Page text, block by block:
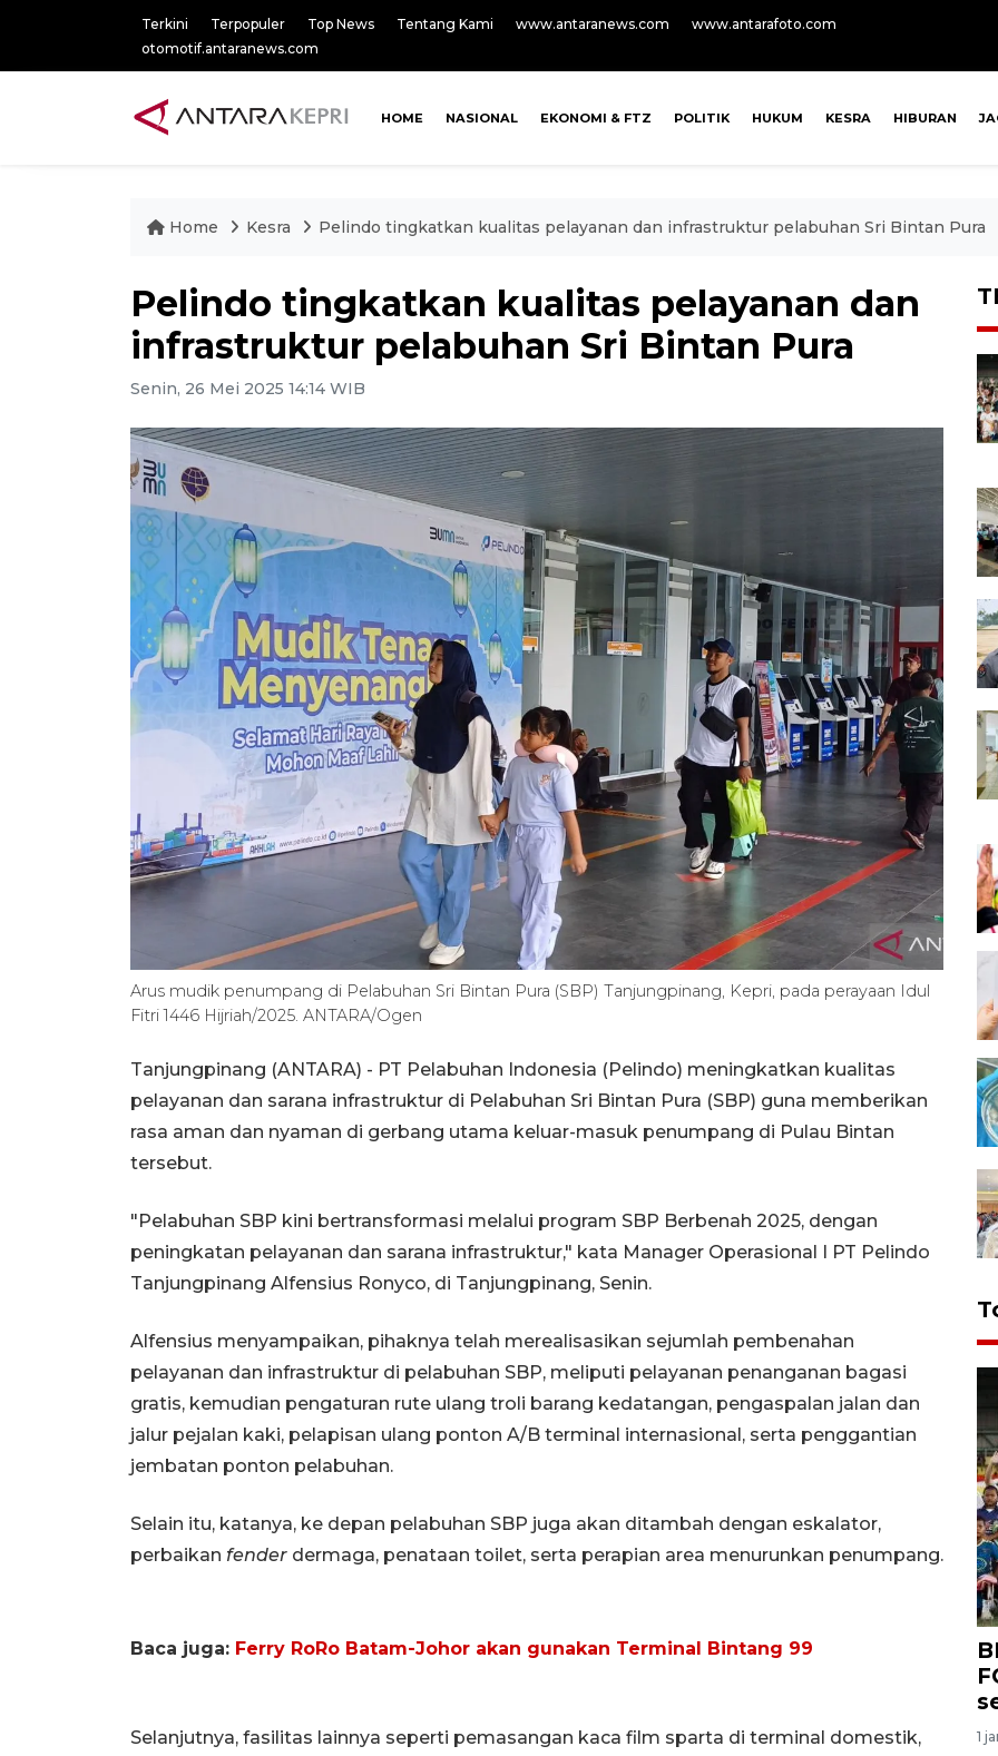
Terkini Terpopuler Top News Tentang Kami www.antaranews.com
www.antarafoto.com
otomotif.antaranews.com
HOME NASIONAL EKONOMI & FTZ POLITIK HUKUM KESRA HIBURAN
Home Kesra Pelindo tingkatkan kualitas pelayanan dan infrastruktur pelabuhan Sri Bintan Pura
Pelindo tingkatkan kualitas pelayanan dan
infrastruktur pelabuhan Sri Bintan Pura
Senin, 26 Mei 2025 14:14 WIB
Arus mudik penumpang di Pelabuhan Sri Bintan Pura (SBP) Tanjungpinang, Kepri, pada perayaan Idul
Fitri 1446 Hijriah/2025. ANTARA/Ogen
Tanjungpinang (ANTARA) - PT Pelabuhan Indonesia (Pelindo) meningkatkan kualitas
pelayanan dan sarana infrastruktur di Pelabuhan Sri Bintan Pura (SBP) guna memberikan
rasa aman dan nyaman di gerbang utama keluar-masuk penumpang di Pulau Bintan
tersebut.
"Pelabuhan SBP kini bertransformasi melalui program SBP Berbenah 2025, dengan
peningkatan pelayanan dan sarana infrastruktur," kata Manager Operasional I PT Pelindo
Tanjungpinang Alfensius Ronyco, di Tanjungpinang, Senin.
Alfensius menyampaikan, pihaknya telah merealisasikan sejumlah pembenahan
pelayanan dan infrastruktur di pelabuhan SBP, meliputi pelayanan penanganan bagasi
gratis, kemudian pengaturan rute ulang troli barang kedatangan, pengaspalan jalan dan
jalur pejalan kaki, pelapisan ulang ponton A/B terminal internasional, serta penggantian
jembatan ponton pelabuhan.
Selain itu, katanya, ke depan pelabuhan SBP juga akan ditambah dengan eskalator,
perbaikan fender dermaga, penataan toilet, serta perapian area menurunkan penumpang.
Baca juga: Ferry RoRo Batam-Johor akan gunakan Terminal Bintang 99
Selanjutnya, fasilitas lainnya seperti pemasangan kaca film sparta di terminal domestik,
1